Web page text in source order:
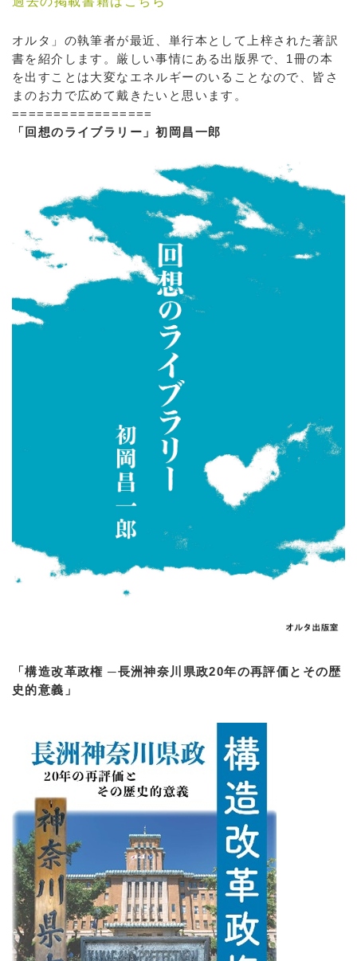
オルタ」の執筆者が最近、単行本として上梓された著訳
書を紹介します。厳しい事情にある出版界で、1冊の本
を出すことは大変なエネルギーのいることなので、皆さ
まのお力で広めて戴きたいと思います。
=================
「回想のライブラリー」初岡昌一郎
「構造改革政権 ─長洲神奈川県政20年の再評価とその歴
史的意義」